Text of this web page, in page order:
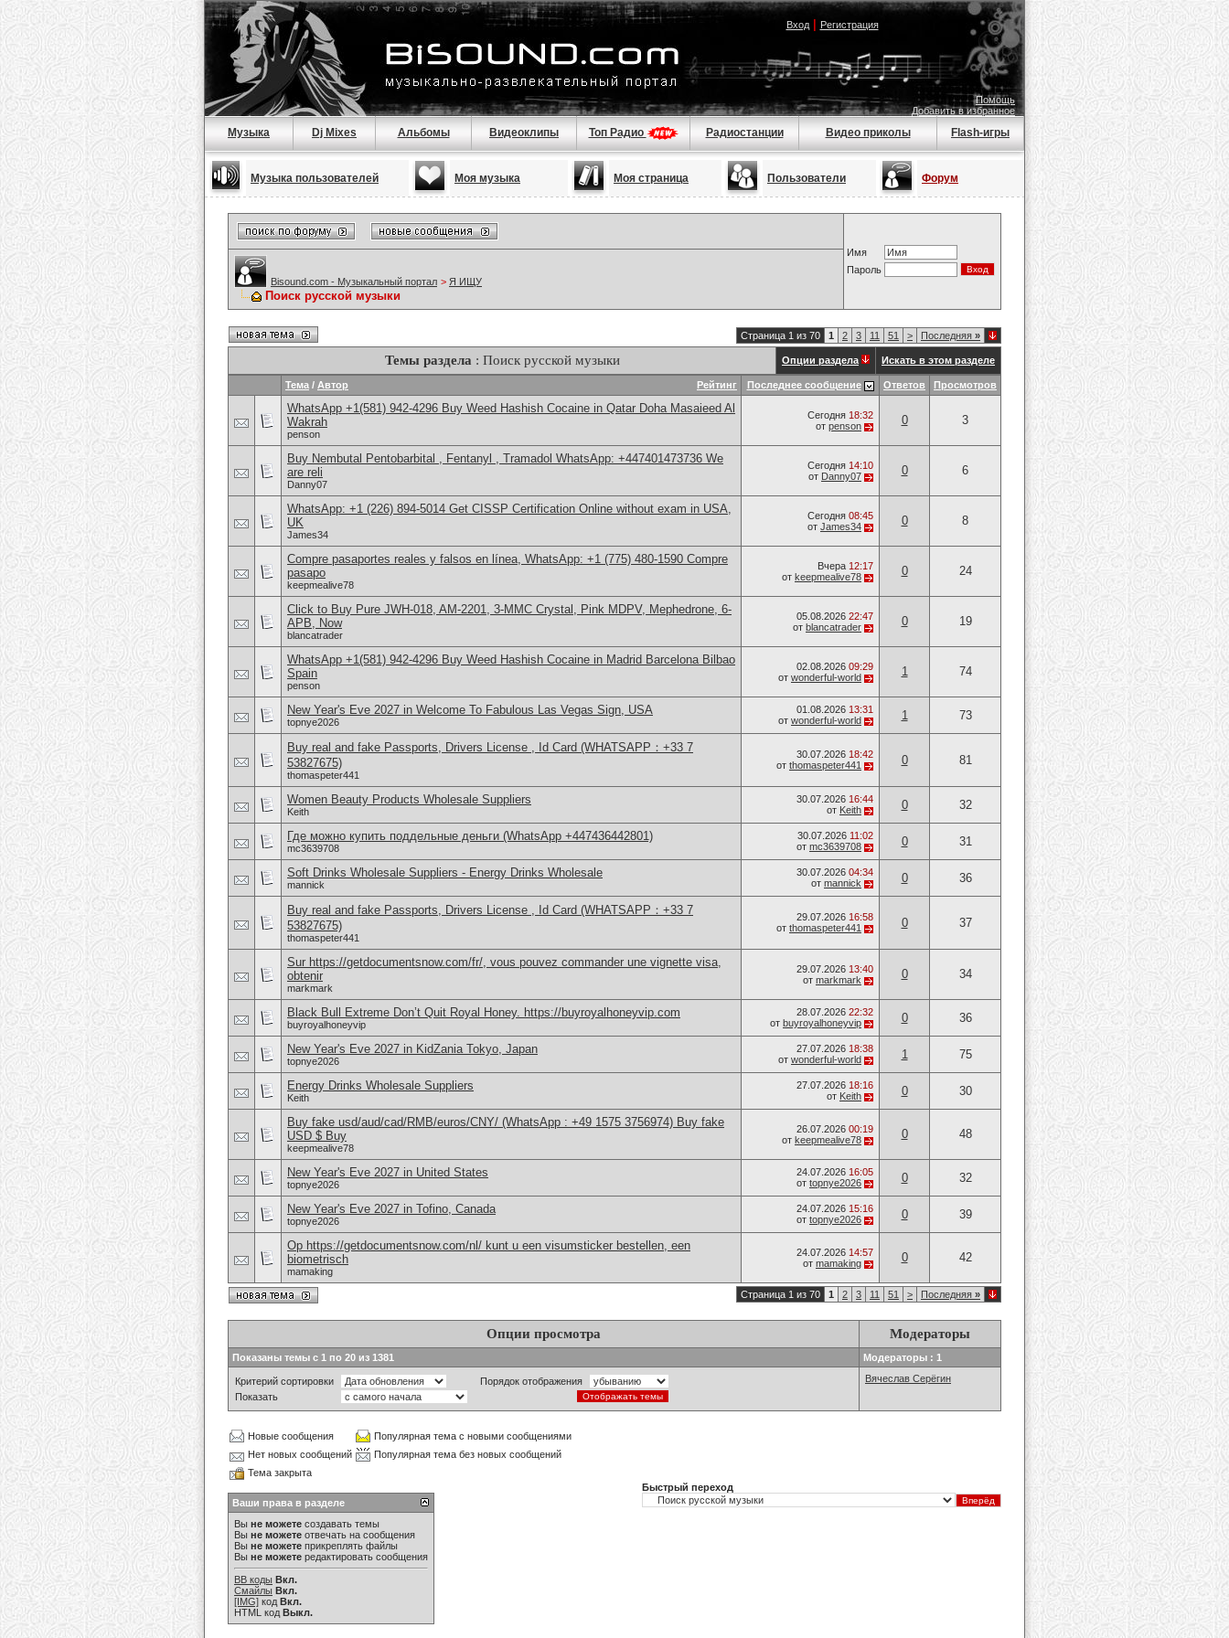
Вход| Регистрация
Помощь
Добавить в избранное
Музыка Dj Mixes Альбомы Видеоклипы Топ Радио Радиостанции Видео приколы Flash-игры
Музыка пользователей Моя музыка Моя страница Пользователи Форум
Имя
Пароль
Bisound.com - Музыкальный портал > Я ИЩУ
Поиск русской музыки
Страница 1 из 70 1 2 3 11 51 > Последняя »
Темы раздела : Поиск русской музыки Опции раздела Искать в этом разделе
Рейтинг
Тема / Автор Последнее сообщение Ответов Просмотров
WhatsApp +1(581) 942-4296 Buy Weed Hashish Cocaine in Qatar Doha Masaieed Al
Wakrah
penson
Сегодня 18:32
от penson 0 3
Buy Nembutal Pentobarbital , Fentanyl , Tramadol WhatsApp: +447401473736 We
are reli
Danny07
Сегодня 14:10
от Danny07 0 6
WhatsApp: +1 (226) 894-5014​ Get CISSP Certification Online without exam in USA,
UK
James34
Сегодня 08:45
от James34 0 8
Compre pasaportes reales y falsos en línea, WhatsApp: +1 (775) 480-1590 Compre
pasapo
keepmealive78
Вчера 12:17
от keepmealive78 0 24
Click to Buy Pure JWH-018, AM-2201, 3-MMC Crystal, Pink MDPV, Mephedrone, 6-
APB, Now
blancatrader
05.08.2026 22:47
от blancatrader 0 19
WhatsApp +1(581) 942-4296 Buy Weed Hashish Cocaine in Madrid Barcelona Bilbao
Spain
penson
02.08.2026 09:29
от wonderful-world 1 74
New Year's Eve 2027 in Welcome To Fabulous Las Vegas Sign, USA
topnye2026
01.08.2026 13:31
от wonderful-world 1 73
Buy real and fake Passports, Drivers License , Id Card (WHATSAPP：+33 7
53827675)
thomaspeter441
30.07.2026 18:42
от thomaspeter441 0 81
Women Beauty Products Wholesale Suppliers
Keith
30.07.2026 16:44
от Keith 0 32
Где можно купить поддельные деньги (WhatsApp +447436442801)
mc3639708
30.07.2026 11:02
от mc3639708 0 31
Soft Drinks Wholesale Suppliers - Energy Drinks Wholesale
mannick
30.07.2026 04:34
от mannick 0 36
Buy real and fake Passports, Drivers License , Id Card (WHATSAPP：+33 7
53827675)
thomaspeter441
29.07.2026 16:58
от thomaspeter441 0 37
Sur https://getdocumentsnow.com/fr/, vous pouvez commander une vignette visa,
obtenir
markmark
29.07.2026 13:40
от markmark 0 34
Black Bull Extreme Don’t Quit Royal Honey. https://buyroyalhoneyvip.com
buyroyalhoneyvip
28.07.2026 22:32
от buyroyalhoneyvip 0 36
New Year's Eve 2027 in KidZania Tokyo, Japan
topnye2026
27.07.2026 18:38
от wonderful-world 1 75
Energy Drinks Wholesale Suppliers
Keith
27.07.2026 18:16
от Keith 0 30
Buy fake usd/aud/cad/RMB/euros/CNY/ (WhatsApp : +49 1575 3756974) Buy fake
USD $ Buy
keepmealive78
26.07.2026 00:19
от keepmealive78 0 48
New Year's Eve 2027 in United States
topnye2026
24.07.2026 16:05
от topnye2026 0 32
New Year's Eve 2027 in Tofino, Canada
topnye2026
24.07.2026 15:16
от topnye2026 0 39
Op https://getdocumentsnow.com/nl/ kunt u een visumsticker bestellen, een
biometrisch
mamaking
24.07.2026 14:57
от mamaking 0 42
Страница 1 из 70 1 2 3 11 51 > Последняя »
Опции просмотра Модераторы
Показаны темы с 1 по 20 из 1381 Модераторы : 1
Критерий сортировки
Порядок отображения
Показать
Вячеслав Серёгин
Новые сообщения
Популярная тема с новыми сообщениями
Нет новых сообщений
Популярная тема без новых сообщений
Тема закрыта
Ваши права в разделе
Вы не можете создавать темы
Вы не можете отвечать на сообщения
Вы не можете прикреплять файлы
Вы не можете редактировать сообщения
BB коды Вкл.
Смайлы Вкл.
[IMG] код Вкл.
HTML код Выкл.
Быстрый переход